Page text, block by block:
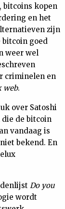
, bitcoins kopen
en het
zijn
bitcoin goed
weer wel
criminelen en
web.
over Satoshi
die de bitcoin
vandaag is
bekend. En
Do you
wordt